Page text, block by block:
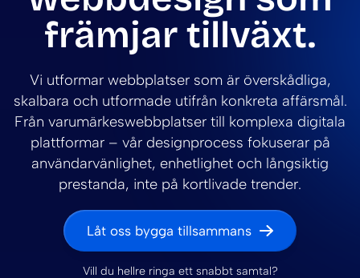
främjar tillväxt.
Vi utformar webbplatser som är överskådliga,
skalbara och utformade utifrån konkreta affärsmål.
Från varumärkeswebbplatser till komplexa digitala
plattformar – vår designprocess fokuserar på
användarvänlighet, enhetlighet och långsiktig
prestanda, inte på kortlivade trender.
Låt oss bygga tillsammans
Vill du hellre ringa ett snabbt samtal?